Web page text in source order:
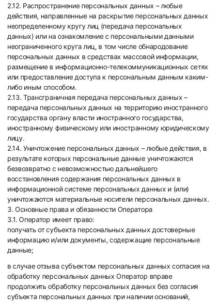
2.12. Распространение персональных данных – любые
действия, направленные на раскрытие персональных данных
неопределенному кругу лиц (передача персональных
данных) или на ознакомление с персональными данными
неограниченного круга лиц, в том числе обнародование
персональных данных в средствах массовой информации,
размещение в информационно-телекоммуникационных сетях
или предоставление доступа к персональным данным каким-
либо иным способом.
2.13. Трансграничная передача персональных данных –
передача персональных данных на территорию иностранного
государства органу власти иностранного государства,
иностранному физическому или иностранному юридическому
лицу.
2.14. Уничтожение персональных данных – любые действия, в
результате которых персональные данные уничтожаются
безвозвратно с невозможностью дальнейшего
восстановления содержания персональных данных в
информационной системе персональных данных и (или)
уничтожаются материальные носители персональных данных.
3. Основные права и обязанности Оператора
3.1. Оператор имеет право:
получать от субъекта персональных данных достоверные
информацию и/или документы, содержащие персональные
данные;
в случае отзыва субъектом персональных данных согласия на
обработку персональных данных Оператор вправе
продолжить обработку персональных данных без согласия
субъекта персональных данных при наличии оснований,